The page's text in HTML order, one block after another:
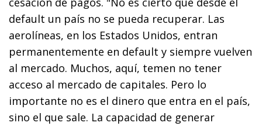
default un país no se pueda recuperar. Las
aerolíneas, en los Estados Unidos, entran
permanentemente en default y siempre vuelven
al mercado. Muchos, aquí, temen no tener
acceso al mercado de capitales. Pero lo
importante no es el dinero que entra en el país,
sino el que sale. La capacidad de generar